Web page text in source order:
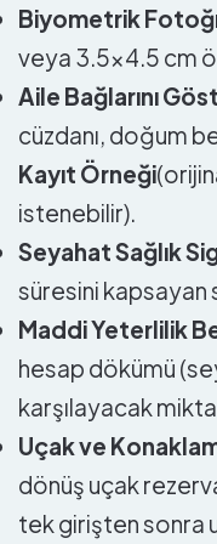
Biyometrik
veya 3.5×4.5 cm
Aile Bağlarını
cüzdanı, doğum
Kayıt Örneği
istenebilir).
Seyahat Sağlık
süresini
Maddi Yeterlilik
hesap dökümü
karşılayacak
Uçak ve
dönüş uçak
tek girişten sonra